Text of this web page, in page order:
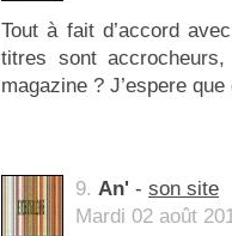
Tout à fait d’accord
titres sont
magazine ? J’espere
9. An' - son site
Mardi 02 août